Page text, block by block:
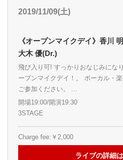
2019/11/09(土)
《オープンマイクデイ》香川
大木 優(Dr.)
飛び入り可! すっかりおなじみにな
ープンマイクデイ！。 ボーカル・
ご参加ください。 ...
開場19:00/開演19:30
3STAGE
Charge fee:￥2,000
ライブの詳細